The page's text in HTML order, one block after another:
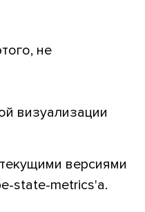
не
визуализации
версиями
state-metrics'a.